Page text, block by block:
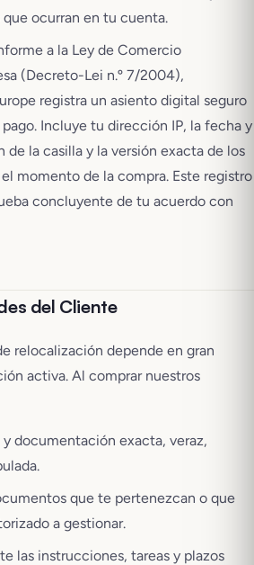
ocurran en tu cuenta.
a la Ley de Comercio
(Decreto-Lei n.º 7/2004),
registra un asiento digital seguro
Incluye tu dirección IP, la fecha y
de la casilla y la versión exacta de los
momento de la compra. Este registro
concluyente de tu acuerdo con
del Cliente
relocalización depende en gran
activa. Al comprar nuestros
documentación exacta, veraz,
que te pertenezcan o que
a gestionar.
las instrucciones, tareas y plazos